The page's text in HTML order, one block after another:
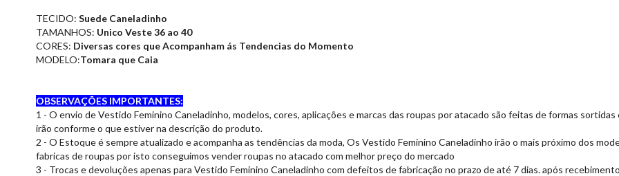
TECIDO: Suede Caneladinho
TAMANHOS: Unico Veste 36 ao 40
CORES: Diversas cores que Acompanham ás Tendencias do Momento
MODELO:Tomara que Caia
OBSERVAÇÕES IMPORTANTES:
1 - O envio de Vestido Feminino Caneladinho, modelos, cores, aplicações e marcas das roupas por atacado são feitas de formas
irão conforme o que estiver na descrição do produto.
2 - O Estoque é sempre atualizado e acompanha as tendências da moda, Os Vestido Feminino Caneladinho irão o mais próximo dos
fabricas de roupas por isto conseguimos vender roupas no atacado com melhor preço do mercado
3 - Trocas e devoluções apenas para Vestido Feminino Caneladinho com defeitos de fabricação no prazo de até 7 dias. após